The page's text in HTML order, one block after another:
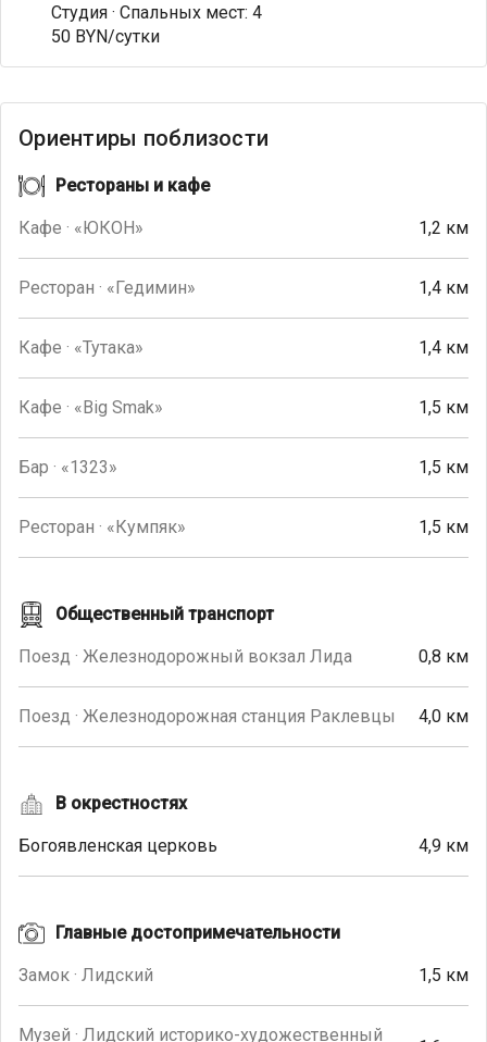
Студия · Спальных мест: 4
50 BYN/сутки
Ориентиры поблизости
Рестораны и кафе
Кафе · «ЮКОН» 1,2 км
Ресторан · «Гедимин» 1,4 км
Кафе · «Тутака» 1,4 км
Кафе · «Big Smak» 1,5 км
Бар · «1323» 1,5 км
Ресторан · «Кумпяк» 1,5 км
Общественный транспорт
Поезд · Железнодорожный вокзал Лида 0,8 км
Поезд · Железнодорожная станция Раклевцы 4,0 км
В окрестностях
Богоявленская церковь 4,9 км
Главные достопримечательности
Замок · Лидский 1,5 км
Музей · Лидский историко-художественный